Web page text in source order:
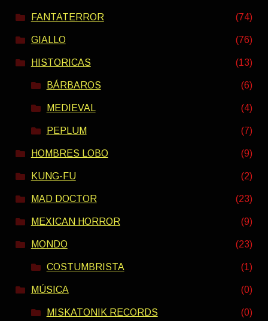
FANTATERROR (74)
GIALLO (76)
HISTORICAS (13)
BÁRBAROS (6)
MEDIEVAL (4)
PEPLUM (7)
HOMBRES LOBO (9)
KUNG-FU (2)
MAD DOCTOR (23)
MEXICAN HORROR (9)
MONDO (23)
COSTUMBRISTA (1)
MÚSICA (0)
MISKATONIK RECORDS (0)